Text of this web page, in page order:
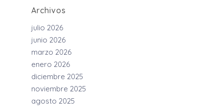
Archivos
julio 2026
junio 2026
marzo 2026
enero 2026
diciembre 2025
noviembre 2025
agosto 2025